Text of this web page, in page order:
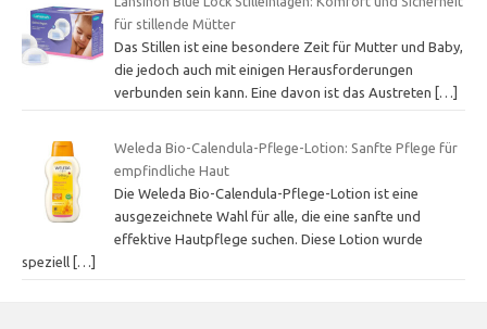
für stillende Mütter
Das Stillen ist eine besondere Zeit für Mutter und Baby,
die jedoch auch mit einigen Herausforderungen
verbunden sein kann. Eine davon ist das Austreten
[…]
Weleda Bio-Calendula-Pflege-Lotion: Sanfte Pflege für
empfindliche Haut
Die Weleda Bio-Calendula-Pflege-Lotion ist eine
ausgezeichnete Wahl für alle, die eine sanfte und
effektive Hautpflege suchen. Diese Lotion wurde
speziell […]